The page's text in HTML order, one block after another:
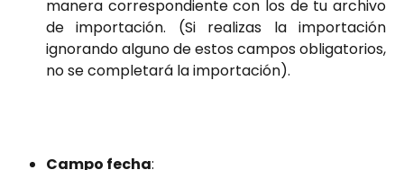
manera correspondiente con los de tu archivo
de importación. (Si realizas la importación
ignorando alguno de estos campos obligatorios,
no se completará la importación).
Campo fecha: